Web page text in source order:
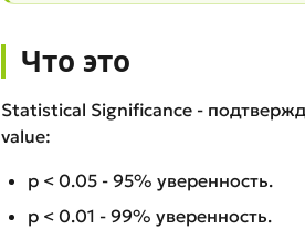
Что это
Statistical Significance -
value:
p < 0.05 - 95% уверенность.
p < 0.01 - 99% уверенность.